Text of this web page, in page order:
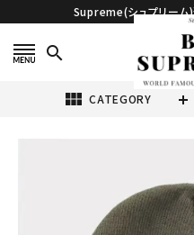
Supreme(シュプリー
search
view_module CATEGORY